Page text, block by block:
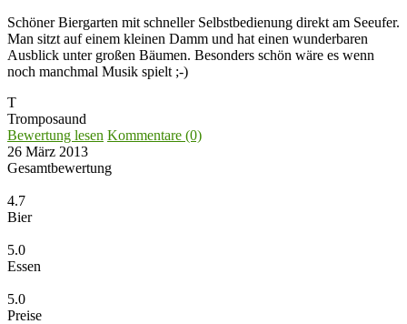
Schöner Biergarten mit schneller Selbstbedienung direkt am Seeufer.
Man sitzt auf einem kleinen Damm und hat einen wunderbaren
Ausblick unter großen Bäumen. Besonders schön wäre es wenn
noch manchmal Musik spielt ;-)
T
Tromposaund
Bewertung lesen Kommentare (0)
26 März 2013
Gesamtbewertung
4.7
Bier
5.0
Essen
5.0
Preise